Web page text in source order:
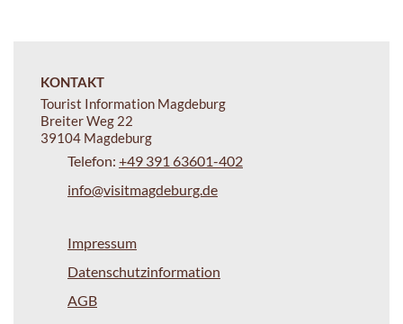
KONTAKT
Tourist Information Magdeburg
Breiter Weg 22
39104 Magdeburg
Telefon: +49 391 63601-402
info@visitmagdeburg.de
Impressum
Datenschutzinformation
AGB